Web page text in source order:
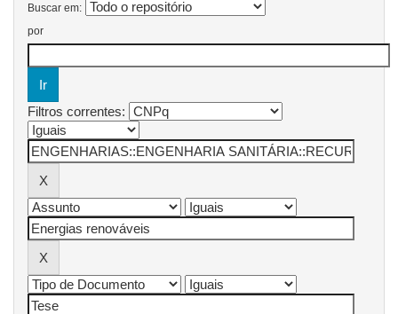
Buscar em:
por
Filtros correntes: